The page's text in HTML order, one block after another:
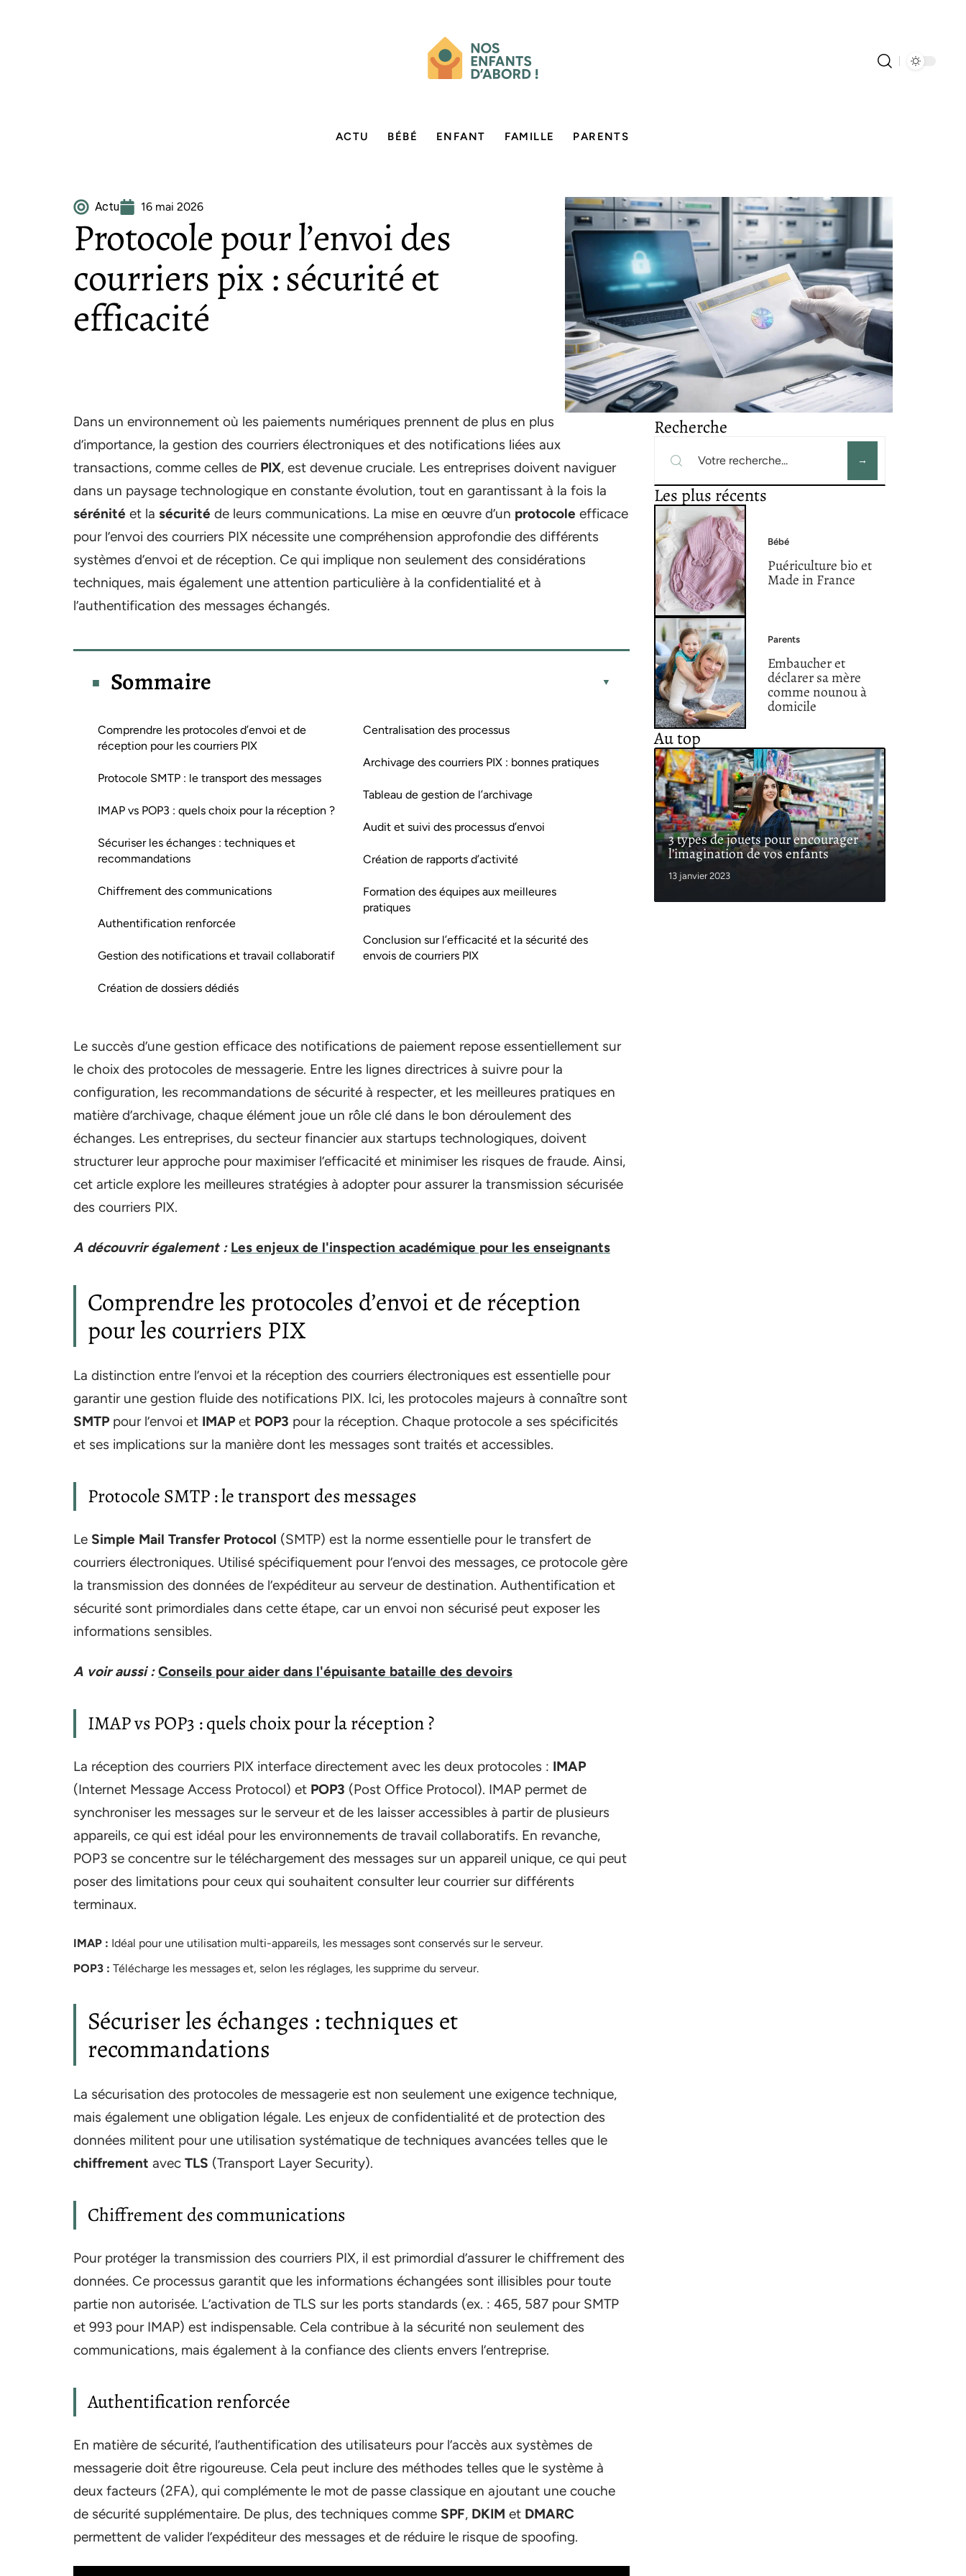
ACTU BÉBÉ ENFANT FAMILLE PARENTS
Actu 16 mai 2026
Protocole pour l’envoi des
courriers pix : sécurité et
efficacité
Dans un environnement où les paiements numériques prennent de plus en plus
d’importance, la gestion des courriers électroniques et des notifications liées aux
transactions, comme celles de PIX, est devenue cruciale. Les entreprises doivent naviguer
dans un paysage technologique en constante évolution, tout en garantissant à la fois la
sérénité et la sécurité de leurs communications. La mise en œuvre d’un protocole efficace
pour l’envoi des courriers PIX nécessite une compréhension approfondie des différents
systèmes d’envoi et de réception. Ce qui implique non seulement des considérations
techniques, mais également une attention particulière à la confidentialité et à
l’authentification des messages échangés.
Sommaire
Comprendre les protocoles d’envoi et de
réception pour les courriers PIX
Protocole SMTP : le transport des messages
IMAP vs POP3 : quels choix pour la réception ?
Sécuriser les échanges : techniques et
recommandations
Chiffrement des communications
Authentification renforcée
Gestion des notifications et travail collaboratif
Création de dossiers dédiés
Centralisation des processus
Archivage des courriers PIX : bonnes pratiques
Tableau de gestion de l’archivage
Audit et suivi des processus d’envoi
Création de rapports d’activité
Formation des équipes aux meilleures
pratiques
Conclusion sur l’efficacité et la sécurité des
envois de courriers PIX
Le succès d’une gestion efficace des notifications de paiement repose essentiellement sur
le choix des protocoles de messagerie. Entre les lignes directrices à suivre pour la
configuration, les recommandations de sécurité à respecter, et les meilleures pratiques en
matière d’archivage, chaque élément joue un rôle clé dans le bon déroulement des
échanges. Les entreprises, du secteur financier aux startups technologiques, doivent
structurer leur approche pour maximiser l’efficacité et minimiser les risques de fraude. Ainsi,
cet article explore les meilleures stratégies à adopter pour assurer la transmission sécurisée
des courriers PIX.
A découvrir également : Les enjeux de l'inspection académique pour les enseignants
Comprendre les protocoles d’envoi et de réception
pour les courriers PIX
La distinction entre l’envoi et la réception des courriers électroniques est essentielle pour
garantir une gestion fluide des notifications PIX. Ici, les protocoles majeurs à connaître sont
SMTPpour l’envoi et IMAPet POP3 pour la réception. Chaque protocole a ses spécificités
et ses implications sur la manière dont les messages sont traités et accessibles.
Protocole SMTP : le transport des messages
Le Simple Mail Transfer Protocol (SMTP) est la norme essentielle pour le transfert de
courriers électroniques. Utilisé spécifiquement pour l’envoi des messages, ce protocole gère
la transmission des données de l’expéditeur au serveur de destination. Authentification et
sécurité sont primordiales dans cette étape, car un envoi non sécurisé peut exposer les
informations sensibles.
A voir aussi : Conseils pour aider dans l'épuisante bataille des devoirs
IMAP vs POP3 : quels choix pour la réception ?
La réception des courriers PIX interface directement avec les deux protocoles : IMAP
(Internet Message Access Protocol) et POP3 (Post Office Protocol). IMAP permet de
synchroniser les messages sur le serveur et de les laisser accessibles à partir de plusieurs
appareils, ce qui est idéal pour les environnements de travail collaboratifs. En revanche,
POP3 se concentre sur le téléchargement des messages sur un appareil unique, ce qui peut
poser des limitations pour ceux qui souhaitent consulter leur courrier sur différents
terminaux.
IMAP : Idéal pour une utilisation multi-appareils, les messages sont conservés sur le serveur.
POP3 : Télécharge les messages et, selon les réglages, les supprime du serveur.
Sécuriser les échanges : techniques et
recommandations
La sécurisation des protocoles de messagerie est non seulement une exigence technique,
mais également une obligation légale. Les enjeux de confidentialité et de protection des
données militent pour une utilisation systématique de techniques avancées telles que le
chiffrement avec TLS (Transport Layer Security).
Chiffrement des communications
Pour protéger la transmission des courriers PIX, il est primordial d’assurer le chiffrement des
données. Ce processus garantit que les informations échangées sont illisibles pour toute
partie non autorisée. L’activation de TLS sur les ports standards (ex. : 465, 587 pour SMTP
et 993 pour IMAP) est indispensable. Cela contribue à la sécurité non seulement des
communications, mais également à la confiance des clients envers l’entreprise.
Authentification renforcée
En matière de sécurité, l’authentification des utilisateurs pour l’accès aux systèmes de
messagerie doit être rigoureuse. Cela peut inclure des méthodes telles que le système à
deux facteurs (2FA), qui complémente le mot de passe classique en ajoutant une couche
de sécurité supplémentaire. De plus, des techniques comme SPF, DKIM et DMARC
permettent de valider l’expéditeur des messages et de réduire le risque de spoofing.
Recherche
Les plus récents
Bébé
Puériculture bio et
Made in France
Parents
Embaucher et
déclarer sa mère
comme nounou à
domicile
Au top
3 types de jouets pour encourager
l’imagination de vos enfants
13 janvier 2023